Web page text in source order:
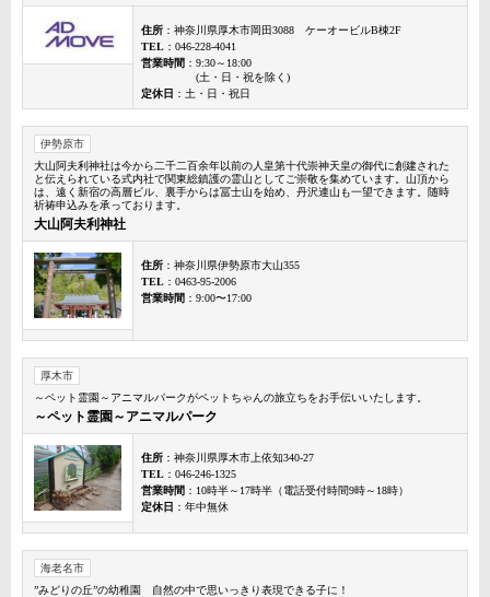
住所 ：神奈川県厚木市岡田3088 ケーオービルB棟2F
TEL ：046-228-4041
営業時間 ：9:30～18:00
(土・日・祝を除く)
定休日 ：土・日・祝日
伊勢原市
大山阿夫利神社は今から二千二百余年以前の人皇第十代崇神天皇の御代に創建された
と伝えられている式内社で関東総鎮護の霊山としてご崇敬を集めています。山頂から
は、遠く新宿の高層ビル、裏手からは冨士山を始め、丹沢連山も一望できます。随時
祈祷申込みを承っております。
大山阿夫利神社
住所 ：神奈川県伊勢原市大山355
TEL ：0463-95-2006
営業時間 ：9:00〜17:00
厚木市
～ペット霊園～アニマルパークがペットちゃんの旅立ちをお手伝いいたします。
～ペット霊園～アニマルパーク
住所 ：神奈川県厚木市上依知340-27
TEL ：046-246-1325
営業時間 ：10時半～17時半（電話受付時間9時～18時）
定休日 ：年中無休
海老名市
”みどりの丘”の幼稚園 自然の中で思いっきり表現できる子に！